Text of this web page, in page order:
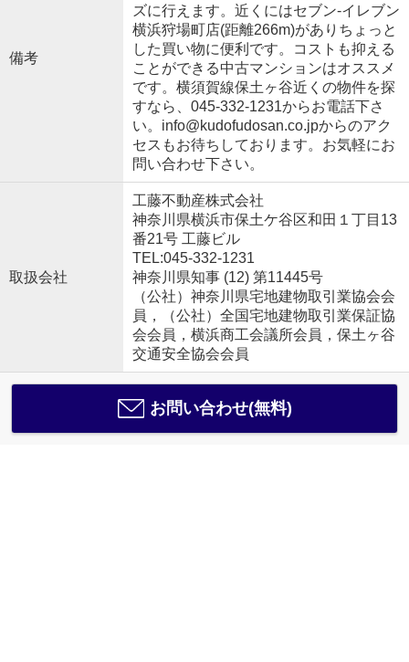
備考
ズに行えます。近くにはセブン‐イレブン
横浜狩場町店(距離266m)がありちょっと
した買い物に便利です。コストも抑える
ことができる中古マンションはオススメ
です。横須賀線保土ヶ谷近くの物件を探
すなら、045-332-1231からお電話下さ
い。info@kudofudosan.co.jpからのアク
セスもお待ちしております。お気軽にお
問い合わせ下さい。
取扱会社
工藤不動産株式会社
神奈川県横浜市保土ケ谷区和田１丁目13
番21号 工藤ビル
TEL:045-332-1231
神奈川県知事 (12) 第11445号
（公社）神奈川県宅地建物取引業協会会
員，（公社）全国宅地建物取引業保証協
会会員，横浜商工会議所会員，保土ヶ谷
交通安全協会会員
お問い合わせ(無料)